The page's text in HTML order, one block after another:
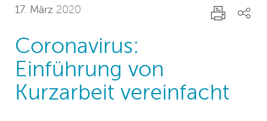
17. März 2020
Coronavirus:
Einführung von
Kurzarbeit vereinfacht